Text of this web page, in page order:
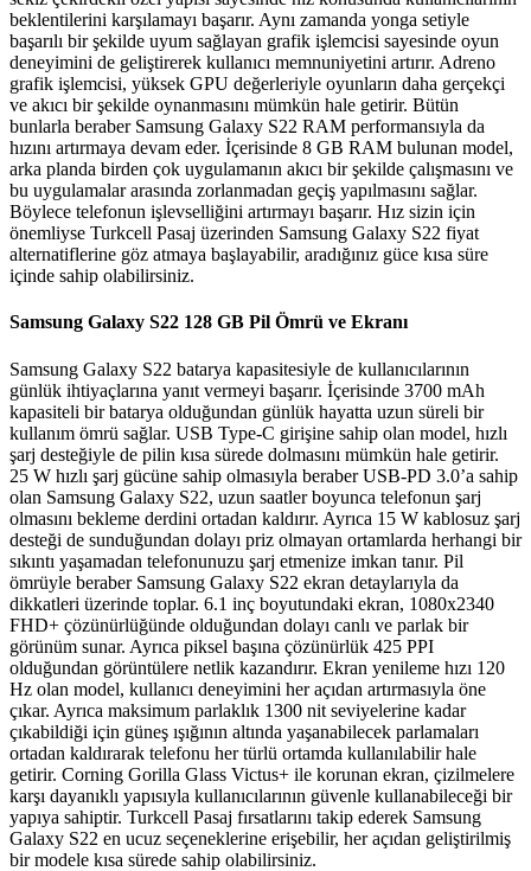
beklentilerini karşılamayı başarır. Aynı zamanda yonga setiyle
başarılı bir şekilde uyum sağlayan grafik işlemcisi sayesinde oyun
deneyimini de geliştirerek kullanıcı memnuniyetini artırır. Adreno
grafik işlemcisi, yüksek GPU değerleriyle oyunların daha gerçekçi
ve akıcı bir şekilde oynanmasını mümkün hale getirir. Bütün
bunlarla beraber Samsung Galaxy S22 RAM performansıyla da
hızını artırmaya devam eder. İçerisinde 8 GB RAM bulunan model,
arka planda birden çok uygulamanın akıcı bir şekilde çalışmasını ve
bu uygulamalar arasında zorlanmadan geçiş yapılmasını sağlar.
Böylece telefonun işlevselliğini artırmayı başarır. Hız sizin için
önemliyse Turkcell Pasaj üzerinden Samsung Galaxy S22 fiyat
alternatiflerine göz atmaya başlayabilir, aradığınız güce kısa süre
içinde sahip olabilirsiniz.
Samsung Galaxy S22 128 GB Pil Ömrü ve Ekranı
Samsung Galaxy S22 batarya kapasitesiyle de kullanıcılarının
günlük ihtiyaçlarına yanıt vermeyi başarır. İçerisinde 3700 mAh
kapasiteli bir batarya olduğundan günlük hayatta uzun süreli bir
kullanım ömrü sağlar. USB Type-C girişine sahip olan model, hızlı
şarj desteğiyle de pilin kısa sürede dolmasını mümkün hale getirir.
25 W hızlı şarj gücüne sahip olmasıyla beraber USB-PD 3.0’a sahip
olan Samsung Galaxy S22, uzun saatler boyunca telefonun şarj
olmasını bekleme derdini ortadan kaldırır. Ayrıca 15 W kablosuz şarj
desteği de sunduğundan dolayı priz olmayan ortamlarda herhangi bir
sıkıntı yaşamadan telefonunuzu şarj etmenize imkan tanır. Pil
ömrüyle beraber Samsung Galaxy S22 ekran detaylarıyla da
dikkatleri üzerinde toplar. 6.1 inç boyutundaki ekran, 1080x2340
FHD+ çözünürlüğünde olduğundan dolayı canlı ve parlak bir
görünüm sunar. Ayrıca piksel başına çözünürlük 425 PPI
olduğundan görüntülere netlik kazandırır. Ekran yenileme hızı 120
Hz olan model, kullanıcı deneyimini her açıdan artırmasıyla öne
çıkar. Ayrıca maksimum parlaklık 1300 nit seviyelerine kadar
çıkabildiği için güneş ışığının altında yaşanabilecek parlamaları
ortadan kaldırarak telefonu her türlü ortamda kullanılabilir hale
getirir. Corning Gorilla Glass Victus+ ile korunan ekran, çizilmelere
karşı dayanıklı yapısıyla kullanıcılarının güvenle kullanabileceği bir
yapıya sahiptir. Turkcell Pasaj fırsatlarını takip ederek Samsung
Galaxy S22 en ucuz seçeneklerine erişebilir, her açıdan geliştirilmiş
bir modele kısa sürede sahip olabilirsiniz.